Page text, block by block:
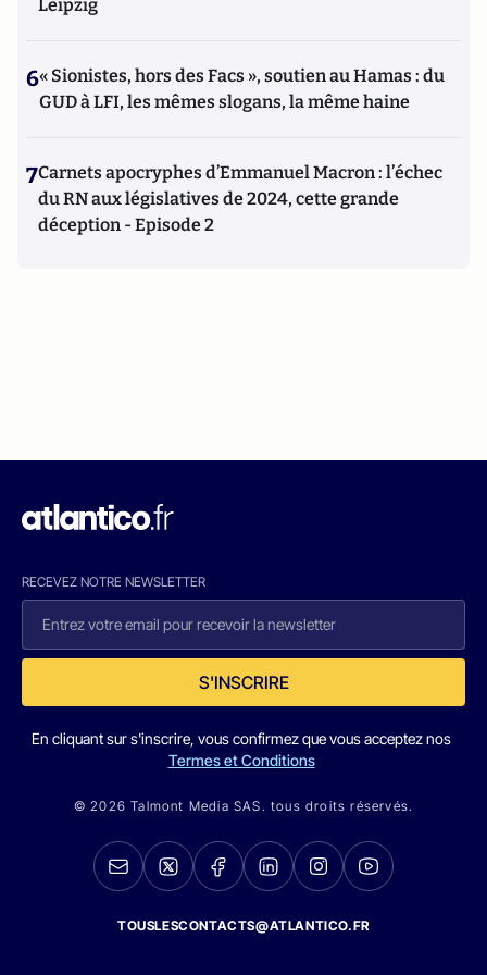
Leipzig
6« Sionistes, hors des Facs », soutien au Hamas : du
GUD à LFI, les mêmes slogans, la même haine
7Carnets apocryphes d’Emmanuel Macron : l’échec
du RN aux législatives de 2024, cette grande
déception - Episode 2
RECEVEZ NOTRE NEWSLETTER
S'INSCRIRE
En cliquant sur s'inscrire, vous confirmez que vous acceptez nos
Termes et Conditions
© 2026 Talmont Media SAS. tous droits réservés.
TOUSLESCONTACTS@ATLANTICO.FR